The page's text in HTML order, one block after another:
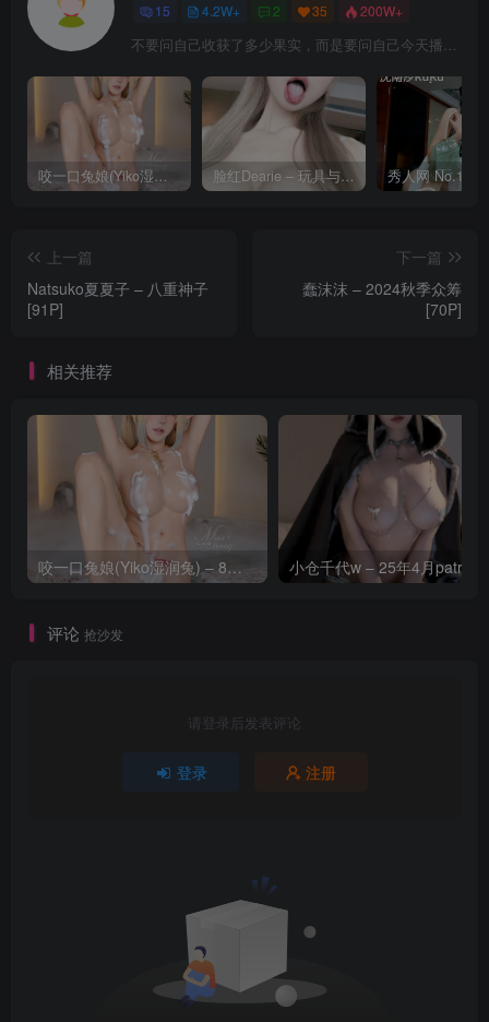
15 4.2W+ 2 35 200W+
不要问自己收获了多少果实，而是要问自己今天播种了多少种子
咬一口兔娘(Yiko湿润兔) – 8月 鸣潮-芙露德莉斯 [63P] 脸红Dearie – 玩具与你 [35P]
上一篇
Natsuko夏夏子 – 八重神子
[91P]
下一篇
蠢沫沫 – 2024秋季众筹
[70P]
相关推荐
咬一口兔娘(Yiko湿润兔) – 8月 鸣潮-芙露德莉斯 [63P]
评论 抢沙发
请登录后发表评论
登录 注册